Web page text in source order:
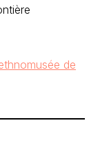
de